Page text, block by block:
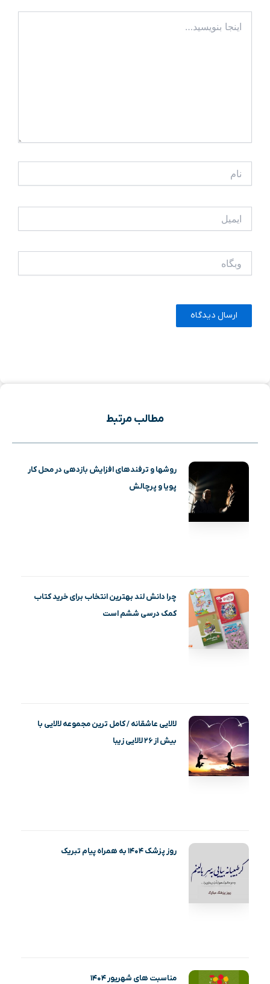
بنویسید…
مطالب مرتبط
روشها و ترفندهای افزایش بازدهی در محل کار
پویا و پرچالش
چرا دانش لند بهترین انتخاب برای خرید کتاب
کمک درسی ششم است
لالایی عاشقانه / کامل ترین مجموعه لالایی با
بیش از ۲۶ لالایی زیبا
روز پزشک ۱۴۰۴ به همراه پیام تبریک
مناسبت های شهریور ۱۴۰۴